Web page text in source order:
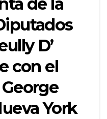
D’
con el
York